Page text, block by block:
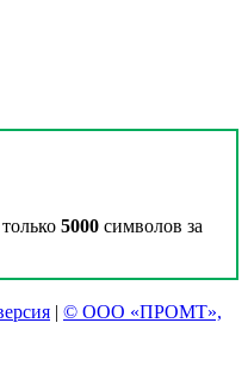
5000 символов за
| © ООО «ПРОМТ»,